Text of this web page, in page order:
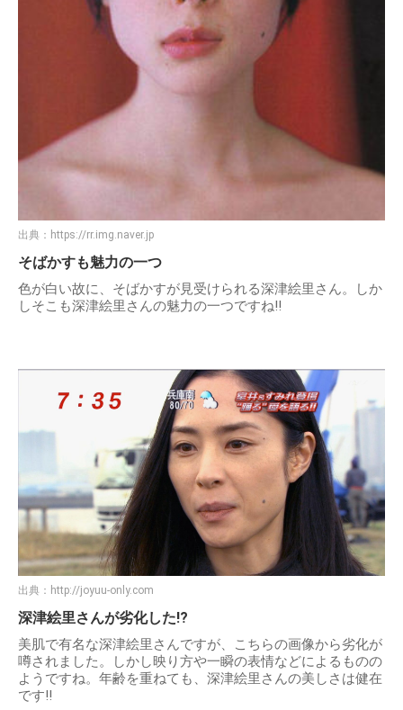
出典： https://rr.img.naver.jp
そばかすも魅力の一つ
色が白い故に、そばかすが見受けられる深津絵里さん。しか
しそこも深津絵里さんの魅力の一つですね!!
出典： http://joyuu-only.com
深津絵里さんが劣化した!?
美肌で有名な深津絵里さんですが、こちらの画像から劣化が
噂されました。しかし映り方や一瞬の表情などによるものの
ようですね。年齢を重ねても、深津絵里さんの美しさは健在
です!!